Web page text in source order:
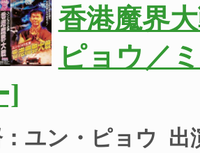
香港魔界
ピョウ／
]
ユン・ピョウ
出